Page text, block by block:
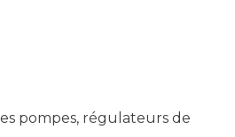
pompes, régulateurs de